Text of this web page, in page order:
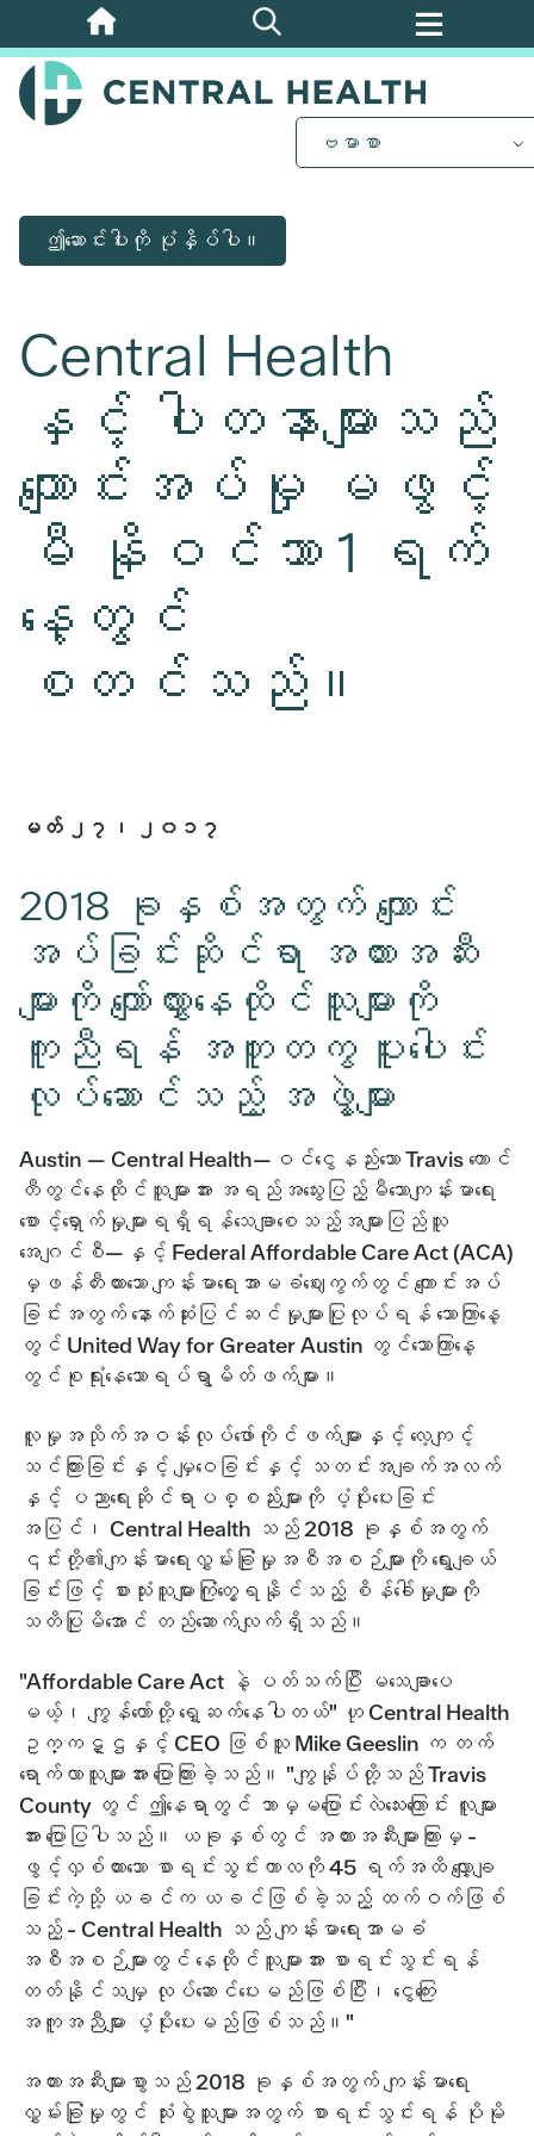
အဓိက
အကြောင်းအရာ
သို့
ဗမာစာ
ဤဆောင်းပါးကို ပုံနှိပ်ပါ။
Central Health
နှင့် ပါတနာများသည်
ကျောင်းအပ်မှု မဖွင့်
မီ နိုဝင်ဘာ 1 ရက်
နေ့တွင်
စတင်သည်။
မတ် ၂၇၊ ၂၀၁၇
2018 ခုနှစ်အတွက် ကျောင်း
အပ်ခြင်းဆိုင်ရာ အတားအဆီး
များကို ကျော်လွှားနေထိုင်သူများကို
ကူညီရန် အတူတကွ ပူးပေါင်း
လုပ်ဆောင်သည့် အဖွဲ့များ
Austin — Central Health—ဝင်ငွေနည်းသော Travis ကောင်
တီတွင်နေထိုင်သူများအား အရည်အသွေးပြည့်မီသောကျန်းမာရေး
စောင့်ရှောက်မှုများရရှိရန်သေချာစေသည့်အများပြည်သူ
အေဂျင်စီ—နှင့် Federal Affordable Care Act (ACA)
မှဖန်တီးထားသော ကျန်းမာရေးအာမခံဈေးကွက်တွင် ကျောင်းအပ်
ခြင်းအတွက် နောက်ဆုံးပြင်ဆင်မှုများပြုလုပ်ရန် သောကြာနေ့
တွင် United Way for Greater Austin တွင်သောကြာနေ့
တွင်စုရုံးနေသောရပ်ရွာမိတ်ဖက်များ။
လူမှုအသိုက်အဝန်းလုပ်ဖော်ကိုင်ဖက်များနှင့် လေ့ကျင့်
သင်ကြားခြင်းနှင့် မျှဝေခြင်းနှင့် သတင်းအချက်အလက်
နှင့် ပညာရေးဆိုင်ရာပစ္စည်းများကို ပံ့ပိုးပေးခြင်း
အပြင်၊ Central Health သည် 2018 ခုနှစ်အတွက်
၎င်းတို့၏ကျန်းမာရေးလွှမ်းခြုံမှုအစီအစဉ်များကို ရွေးချယ်
ခြင်းဖြင့် စားသုံးသူများကြုံတွေ့ရနိုင်သည့် စိန်ခေါ်မှုများကို
သတိပြုမိအောင် တည်ဆောက်လျက်ရှိသည်။
"Affordable Care Act နဲ့ ပတ်သက်ပြီး မသေချာပေ
မယ့်၊ ကျွန်တော်တို့ ရှေ့ဆက်နေပါတယ်" ဟု Central Health
ဥက္ကဋ္ဌနှင့် CEO ဖြစ်သူ Mike Geeslin က တက်
ရောက်လာသူများအား ပြောကြားခဲ့သည်။ "ကျွန်ုပ်တို့သည် Travis
County တွင် ဤနေရာတွင် ဘာမှမပြောင်းလဲသေးကြောင်း လူများ
အား ပြောပြပါသည်။ ယခုနှစ်တွင် အတားအဆီးများကြားမှ -
ဖွင့်လှစ်ထားသော စာရင်းသွင်းကာလကို 45 ရက်အထိ လျှော့ချ
ခြင်းကဲ့သို့ ယခင်က ယခင်ဖြစ်ခဲ့သည့် ထက်ဝက်ဖြစ်
သည့် - Central Health သည် ကျန်းမာရေးအာမခံ
အစီအစဉ်များတွင် နေထိုင်သူများအား စာရင်းသွင်းရန်
တတ်နိုင်သမျှ လုပ်ဆောင်ပေးမည်ဖြစ်ပြီး၊ ငွေကြေး
အကူအညီများ ပံ့ပိုးပေးမည်ဖြစ်သည်။"
အတားအဆီးများစွာသည် 2018 ခုနှစ်အတွက် ကျန်းမာရေး
လွှမ်းခြုံမှုတွင် သုံးစွဲသူများအတွက် စာရင်းသွင်းရန် ပိုမို